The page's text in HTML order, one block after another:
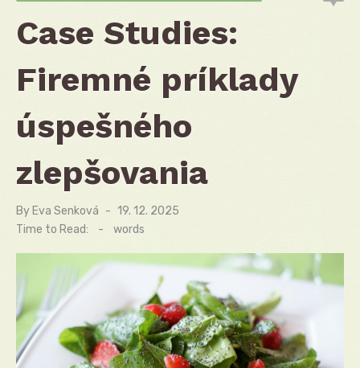
Case Studies:
Firemné príklady
úspešného
zlepšovania
By Eva Senková
Posted
on
19. 12. 2025
Time to Read:
- words